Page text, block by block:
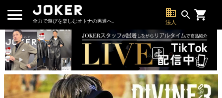
全力で遊びを楽しむオトナの男達へ。
business
法人
search